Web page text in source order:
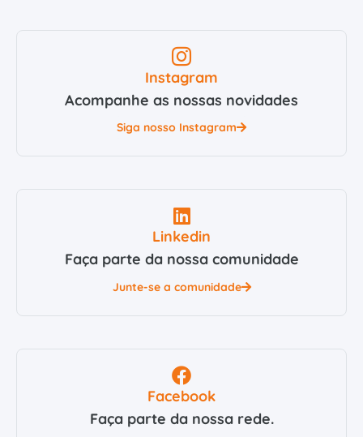
Instagram
Acompanhe as nossas novidades
Siga nosso Instagram
Linkedin
Faça parte da nossa comunidade
Junte-se a comunidade
Facebook
Faça parte da nossa rede.